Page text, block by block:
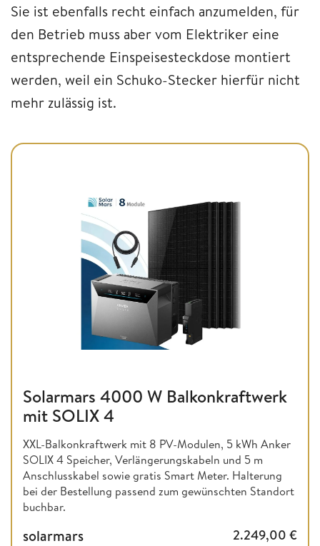
Sie ist ebenfalls recht einfach anzumelden, für
den Betrieb muss aber vom Elektriker eine
entsprechende Einspeisesteckdose montiert
werden, weil ein Schuko-Stecker hierfür nicht
mehr zulässig ist.
Solarmars 4000 W Balkonkraftwerk
mit SOLIX 4
XXL-Balkonkraftwerk mit 8 PV-Modulen, 5 kWh Anker
SOLIX 4 Speicher, Verlängerungskabeln und 5 m
Anschlusskabel sowie gratis Smart Meter. Halterung
bei der Bestellung passend zum gewünschten Standort
buchbar.
solarmars 2.249,00 €